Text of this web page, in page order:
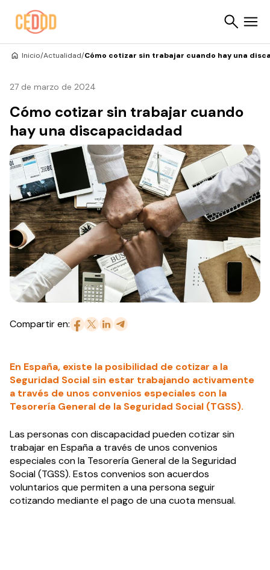
Inicio/Actualidad/Cómo cotizar sin trabajar cuando hay una
27 de marzo de 2024
Cómo cotizar sin trabajar cuando
hay una discapacidadad
Compartir en:
En España, existe la posibilidad de cotizar a la
Seguridad Social sin estar trabajando activamente
a través de unos convenios especiales con la
Tesorería General de la Seguridad Social (TGSS).
Las personas con discapacidad pueden cotizar sin
trabajar en España a través de unos convenios
especiales con la Tesorería General de la Seguridad
Social (TGSS). Estos convenios son acuerdos
voluntarios que permiten a una persona seguir
cotizando mediante el pago de una cuota mensual.